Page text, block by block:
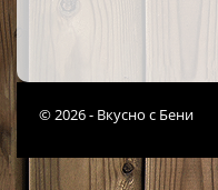
© 2026 - Вкусно с Бени